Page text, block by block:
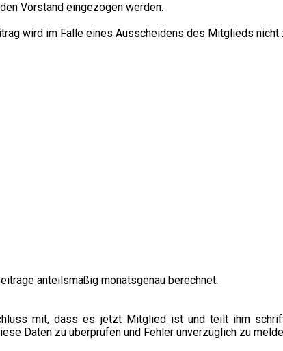
Vorstand eingezogen werden.
wird im Falle eines Ausscheidens des Mitglieds nicht
anteilsmäßig monatsgenau berechnet.
mit, dass es jetzt Mitglied ist und teilt ihm
Daten zu überprüfen und Fehler unverzüglich zu